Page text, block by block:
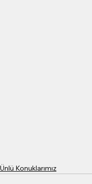
Ünlü Konuklarımız